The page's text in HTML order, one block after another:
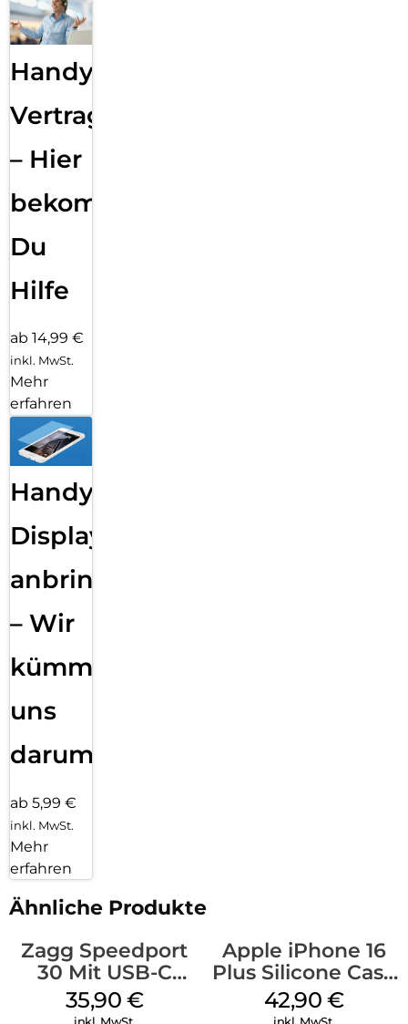
Handy
Vertragsabwicklung
– Hier
bekommst
Du
Hilfe
ab 14,99 €
inkl. MwSt.
Mehr
erfahren
Handy
Displayfolie
anbringen
– Wir
kümmern
uns
darum!
ab 5,99 €
inkl. MwSt.
Mehr
erfahren
Ähnliche Produkte
Zagg Speedport
30 Mit USB-C
Kabel Weiß
35,90 €
Apple iPhone 16
Plus Silicone Case
MagSafe Plum
42,90 €